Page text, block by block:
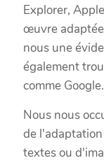
Explorer,
œuvre
nous une
également
comme Google.
Nous nous
de
textes ou